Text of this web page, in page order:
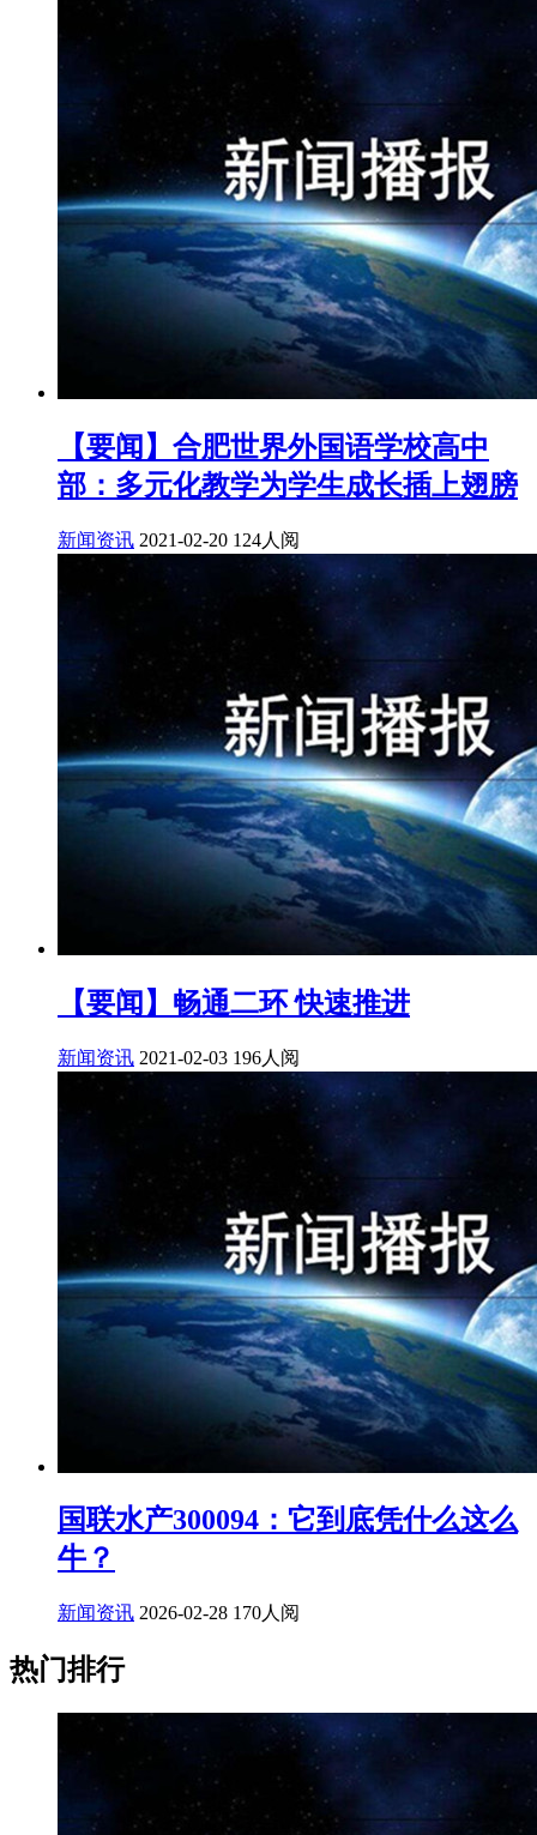
【要闻】合肥世界外国语学校高中
部：多元化教学为学生成长插上翅膀
新闻资讯 2021-02-20 124人阅
【要闻】畅通二环 快速推进
新闻资讯 2021-02-03 196人阅
国联水产300094：它到底凭什么这么
牛？
新闻资讯 2026-02-28 170人阅
热门排行